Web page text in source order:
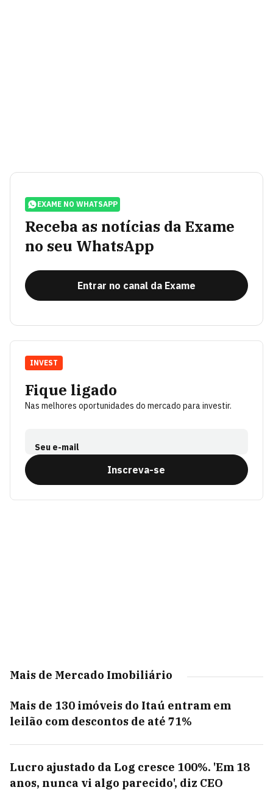
EXAME NO WHATSAPP
Receba as notícias da Exame
no seu WhatsApp
Entrar no canal da Exame
Fique ligado
Nas melhores oportunidades do mercado para investir.
Seu e-mail
Inscreva-se
INVEST
Mais de Mercado Imobiliário
Mais de 130 imóveis do Itaú entram em
leilão com descontos de até 71%
Lucro ajustado da Log cresce 100%. 'Em 18
anos, nunca vi algo parecido', diz CEO